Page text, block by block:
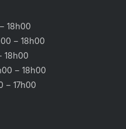
18h00
– 18h00
18h00
– 18h00
– 17h00